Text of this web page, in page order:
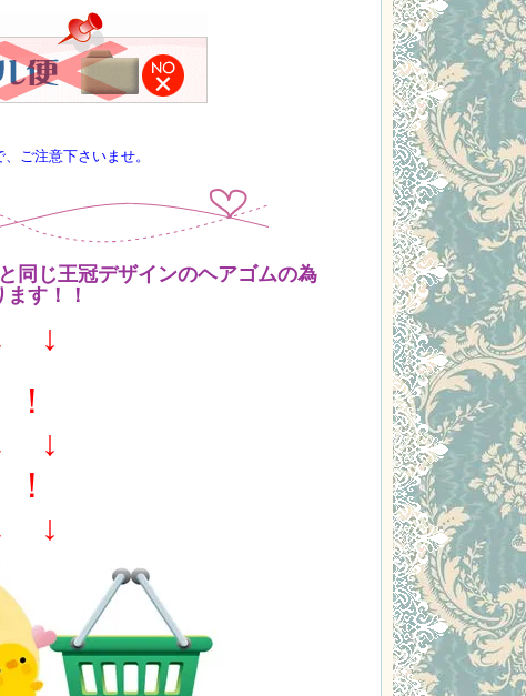
ご注意下さいませ。
同じ王冠デザインのヘアゴムの為
す！！
↓
↓
↓